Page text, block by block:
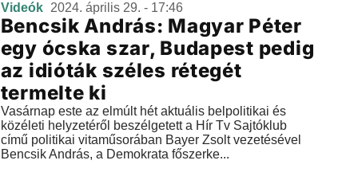
Videók 2024. április 29. - 17:46
Bencsik András: Magyar Péter
egy ócska szar, Budapest pedig
az idióták széles rétegét
termelte ki
Vasárnap este az elmúlt hét aktuális belpolitikai és
közéleti helyzetéről beszélgetett a Hír Tv Sajtóklub
című politikai vitaműsorában Bayer Zsolt vezetésével
Bencsik András, a Demokrata főszerke...